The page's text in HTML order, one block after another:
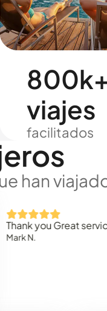
viajes
facilitados
han
you Great service